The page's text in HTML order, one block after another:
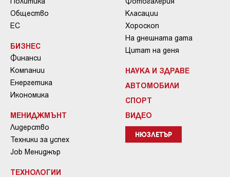
Общество
ЕС
БИЗНЕС
Финанси
Компании
Енергетика
Икономика
МЕНИДЖМЪНТ
Лидерство
Техники за успех
Job Мениджър
ТЕХНОЛОГИИ
Класации
Хороскоп
На днешната дата
Цитат на деня
НАУКА И ЗДРАВЕ
АВТОМОБИЛИ
СПОРТ
ВИДЕО
НЮЗЛЕТЪР